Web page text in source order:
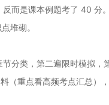
而是课本例题考了 40 分
堆砌。
类，第二遍限时模拟，
重点看高频考点汇总），